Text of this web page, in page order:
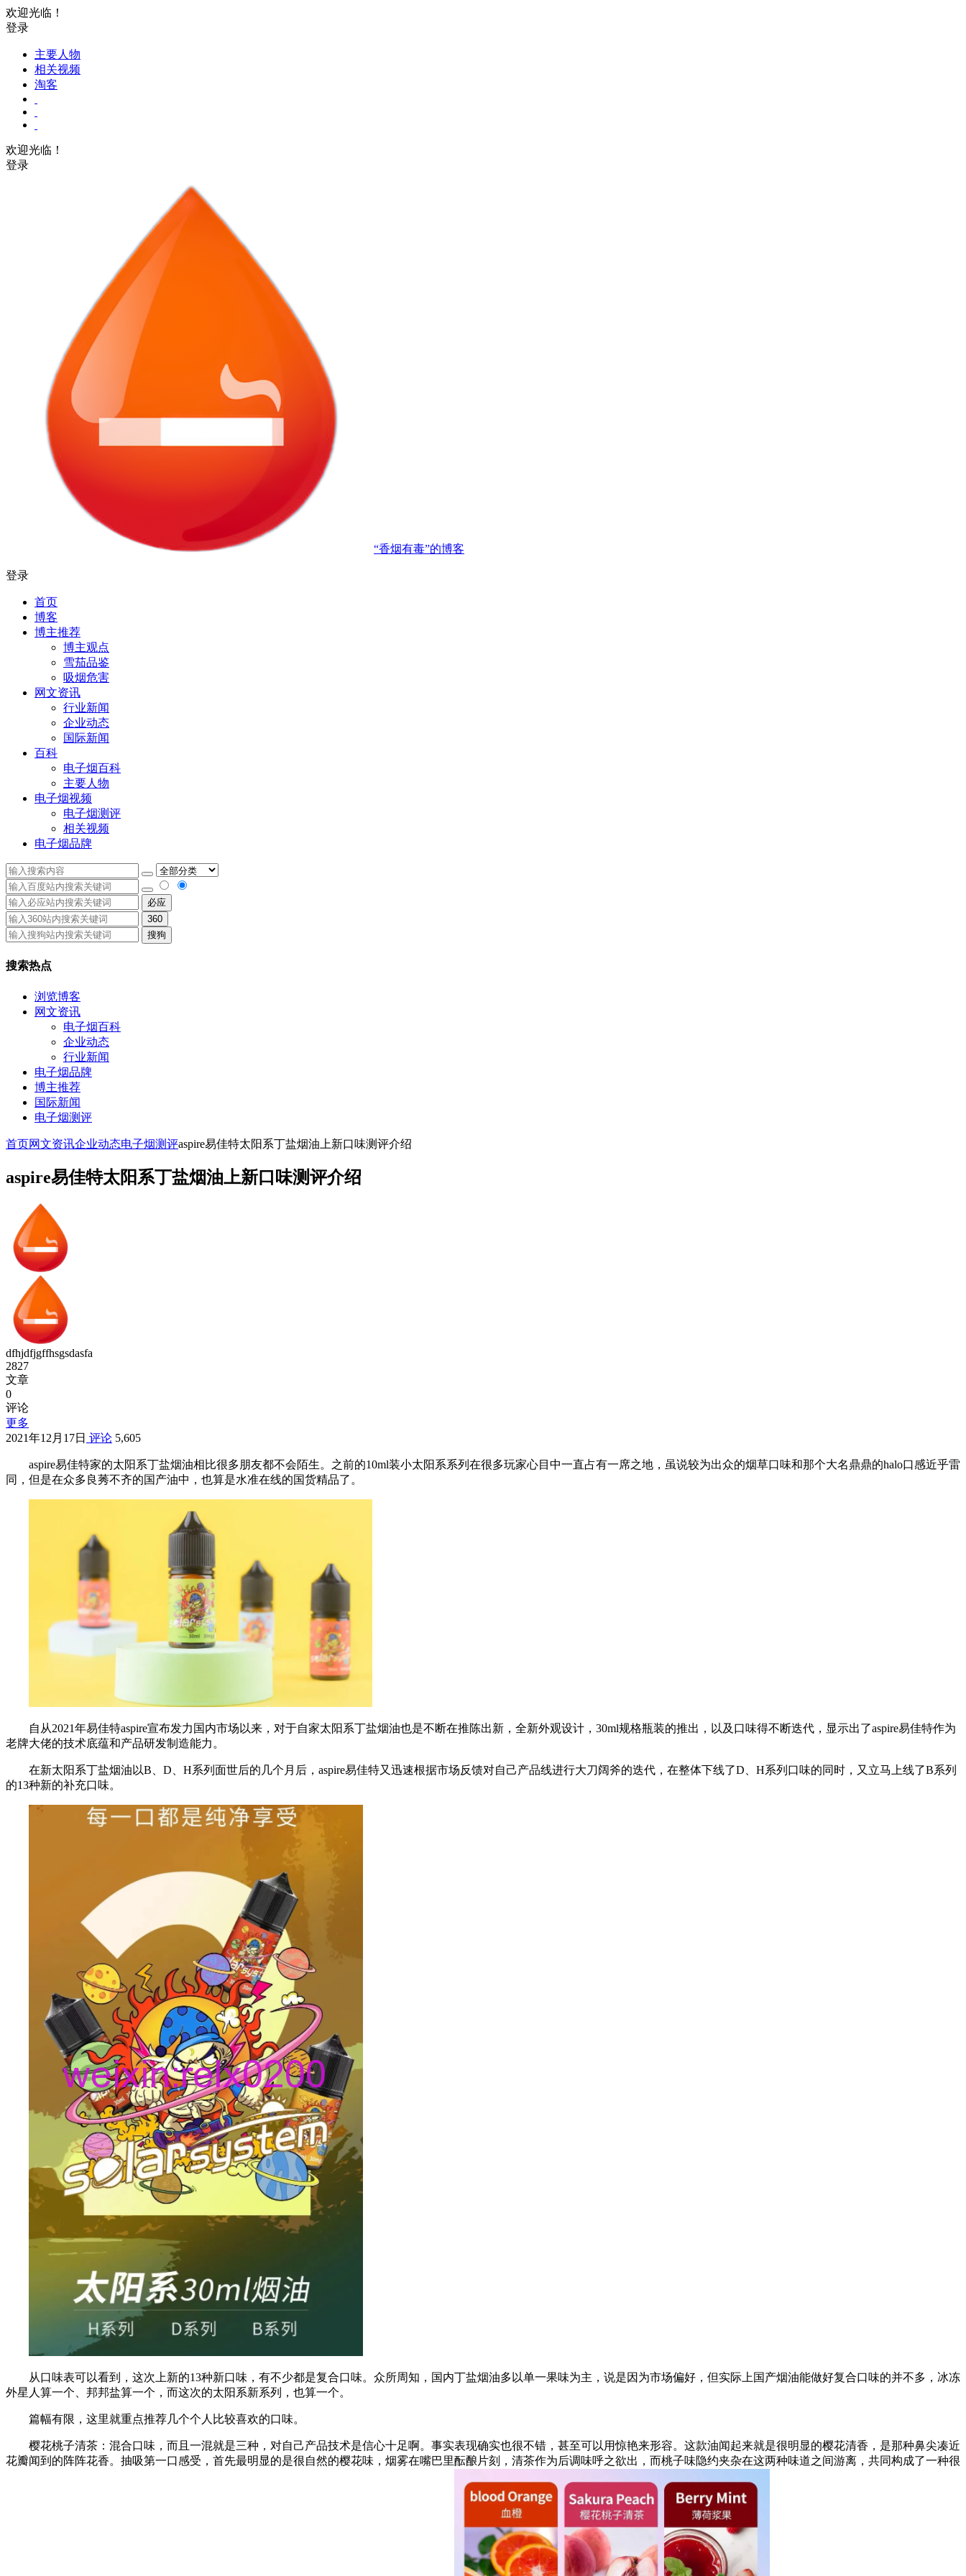
欢迎光临！
登录
主要人物
相关视频
淘客
欢迎光临！
登录
“香烟有毒”的博客
登录
首页
博客
博主推荐
博主观点
雪茄品鉴
吸烟危害
网文资讯
行业新闻
企业动态
国际新闻
百科
电子烟百科
主要人物
电子烟视频
电子烟测评
相关视频
电子烟品牌
必应
360
搜狗
搜索热点
浏览博客
网文资讯
电子烟百科
企业动态
行业新闻
电子烟品牌
博主推荐
国际新闻
电子烟测评
首页网文资讯企业动态电子烟测评aspire易佳特太阳系丁盐烟油上新口味测评介绍
aspire易佳特太阳系丁盐烟油上新口味测评介绍
dfhjdfjgffhsgsdasfa
2827
文章
0
评论
更多
2021年12月17日 评论 5,605
aspire易佳特家的太阳系丁盐烟油相比很多朋友都不会陌生。之前的10ml装小太阳系系列在很多玩家心目中一直占有一席之地，虽说较为出众的烟草口味和那个大名鼎鼎的halo口感近乎雷
同，但是在众多良莠不齐的国产油中，也算是水准在线的国货精品了。
自从2021年易佳特aspire宣布发力国内市场以来，对于自家太阳系丁盐烟油也是不断在推陈出新，全新外观设计，30ml规格瓶装的推出，以及口味得不断迭代，显示出了aspire易佳特作为
老牌大佬的技术底蕴和产品研发制造能力。
在新太阳系丁盐烟油以B、D、H系列面世后的几个月后，aspire易佳特又迅速根据市场反馈对自己产品线进行大刀阔斧的迭代，在整体下线了D、H系列口味的同时，又立马上线了B系列
的13种新的补充口味。
从口味表可以看到，这次上新的13种新口味，有不少都是复合口味。众所周知，国内丁盐烟油多以单一果味为主，说是因为市场偏好，但实际上国产烟油能做好复合口味的并不多，冰冻
外星人算一个、邦邦盐算一个，而这次的太阳系新系列，也算一个。
篇幅有限，这里就重点推荐几个个人比较喜欢的口味。
樱花桃子清茶：混合口味，而且一混就是三种，对自己产品技术是信心十足啊。事实表现确实也很不错，甚至可以用惊艳来形容。这款油闻起来就是很明显的樱花清香，是那种鼻尖凑近
花瓣闻到的阵阵花香。抽吸第一口感受，首先最明显的是很自然的樱花味，烟雾在嘴巴里酝酿片刻，清茶作为后调味呼之欲出，而桃子味隐约夹杂在这两种味道之间游离，共同构成了一种很